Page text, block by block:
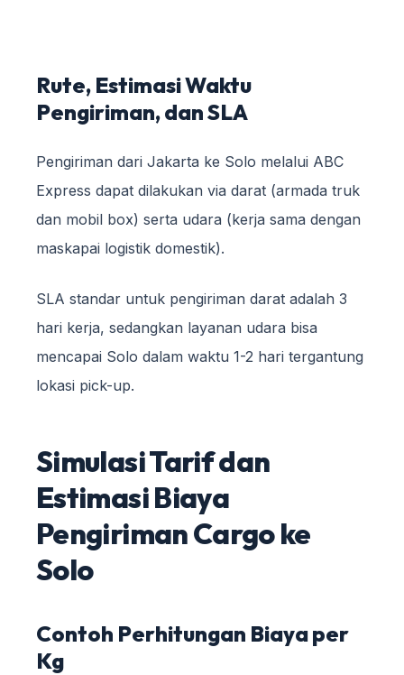
Rute, Estimasi Waktu
Pengiriman, dan SLA
Pengiriman dari Jakarta ke Solo melalui ABC
Express dapat dilakukan via darat (armada truk
dan mobil box) serta udara (kerja sama dengan
maskapai logistik domestik).
SLA standar untuk pengiriman darat adalah 3
hari kerja, sedangkan layanan udara bisa
mencapai Solo dalam waktu 1-2 hari tergantung
lokasi pick-up.
Simulasi Tarif dan
Estimasi Biaya
Pengiriman Cargo ke
Solo
Contoh Perhitungan Biaya per
Kg